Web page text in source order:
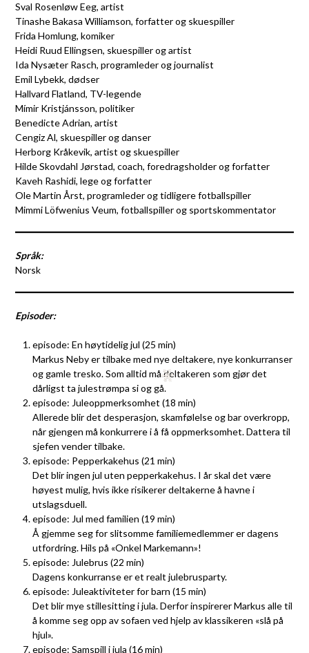
Sval Rosenløw Eeg, artist
Tinashe Bakasa Williamson, forfatter og skuespiller
Frida Homlung, komiker
Heidi Ruud Ellingsen, skuespiller og artist
Ida Nysæter Rasch, programleder og journalist
Emil Lybekk, dødser
Hallvard Flatland, TV-legende
Mímir Kristjánsson, politiker
Benedicte Adrian, artist
Cengiz Al, skuespiller og danser
Herborg Kråkevik, artist og skuespiller
Hilde Skovdahl Jørstad, coach, foredragsholder og forfatter
Kaveh Rashidi, lege og forfatter
Ole Martin Årst, programleder og tidligere fotballspiller
Mimmi Löfwenius Veum, fotballspiller og sportskommentator
Språk:
Norsk
Episoder:
episode: En høytidelig jul (25 min)
Markus Neby er tilbake med nye deltakere, nye konkurranser
og gamle tresko. Som alltid må deltakeren som gjør det
dårligst ta julestrømpa si og gå.
episode: Juleoppmerksomhet (18 min)
Allerede blir det desperasjon, skamfølelse og bar overkropp,
når gjengen må konkurrere i å få oppmerksomhet. Dattera til
sjefen vender tilbake.
episode: Pepperkakehus (21 min)
Det blir ingen jul uten pepperkakehus. I år skal det være
høyest mulig, hvis ikke risikerer deltakerne å havne i
utslagsduell.
episode: Jul med familien (19 min)
Å gjemme seg for slitsomme familiemedlemmer er dagens
utfordring. Hils på «Onkel Markemann»!
episode: Julebrus (22 min)
Dagens konkurranse er et realt julebrusparty.
episode: Juleaktiviteter for barn (15 min)
Det blir mye stillesitting i jula. Derfor inspirerer Markus alle til
å komme seg opp av sofaen ved hjelp av klassikeren «slå på
hjul».
episode: Samspill i jula (16 min)